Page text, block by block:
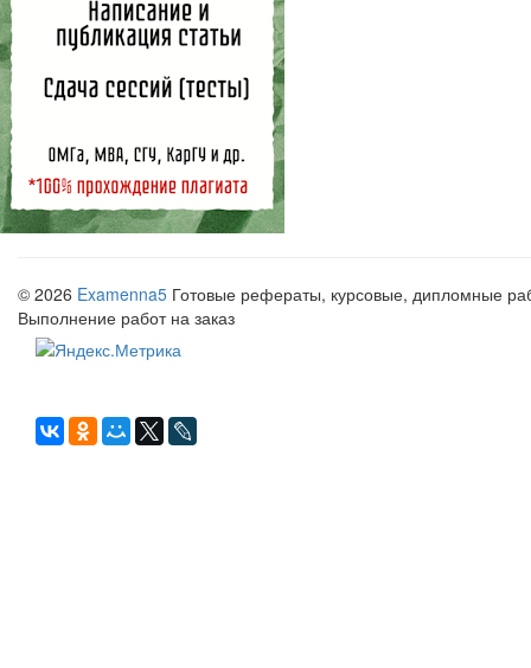
© 2026 Examenna5 Готовые рефераты, курсовые, дипломные
Выполнение работ на заказ